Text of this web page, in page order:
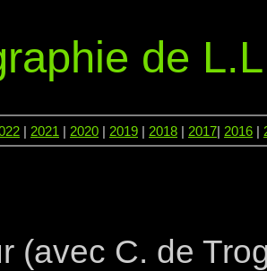
de
| 2021 | 2020 | 2019 | 2018 | 2017| 2016 |
(avec C. de